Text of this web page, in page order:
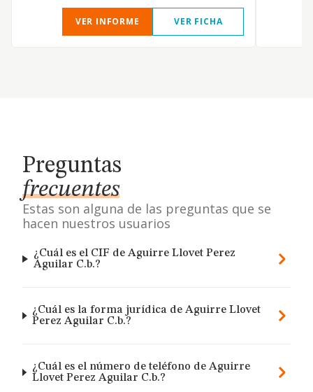
VER INFORME VER FICHA
Preguntas
frecuentes
Estas son alguna de las preguntas que se
hacen nuestros usuarios
¿Cuál es el CIF de Aguirre Llovet Perez
Aguilar C.b.?
¿Cuál es la forma jurídica de Aguirre Llovet
Perez Aguilar C.b.?
¿Cuál es el número de teléfono de Aguirre
Llovet Perez Aguilar C.b.?